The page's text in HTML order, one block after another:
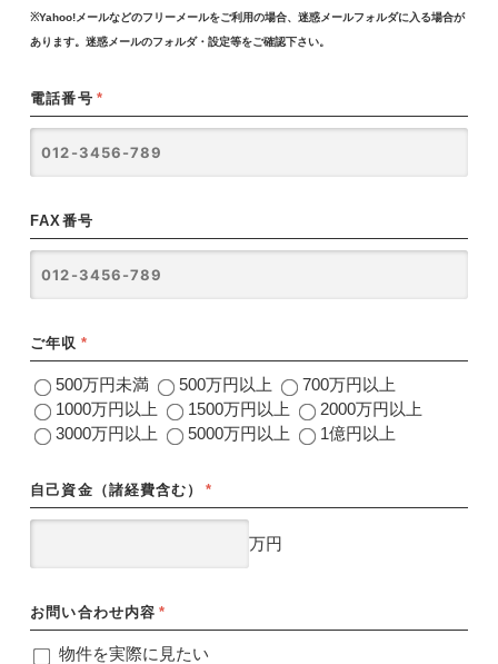
※Yahoo!メールなどのフリーメールをご利用の場合、迷惑メールフォルダに入る場合が
あります。迷惑メールのフォルダ・設定等をご確認下さい。
電話番号 *
FAX番号
ご年収 *
500万円未満 500万円以上
700万円以上
1000万円以上
1500万円以上
2000万円以上
3000万円以上
5000万円以上 1億円以上
自己資金（諸経費含む） *
万円
お問い合わせ内容 *
物件を実際に見たい